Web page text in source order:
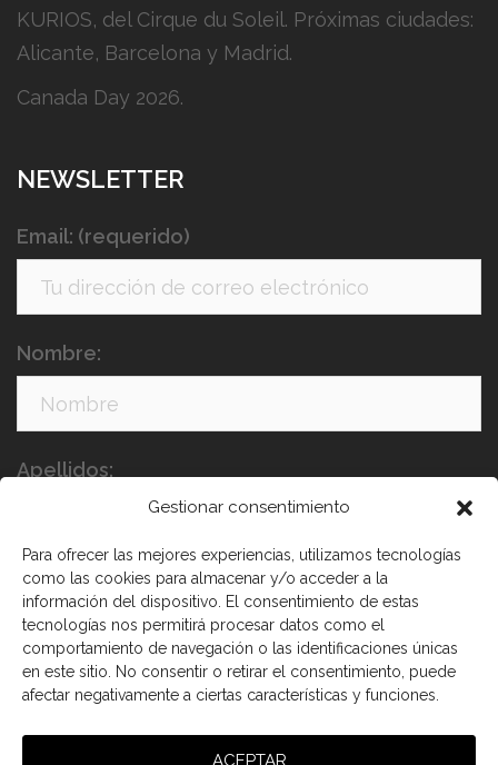
Gestionar consentimiento
Para ofrecer las mejores experiencias, utilizamos tecnologías
como las cookies para almacenar y/o acceder a la
información del dispositivo. El consentimiento de estas
tecnologías nos permitirá procesar datos como el
comportamiento de navegación o las identificaciones únicas
en este sitio. No consentir o retirar el consentimiento, puede
afectar negativamente a ciertas características y funciones.
ACEPTAR
KURIOS, del Cirque du Soleil. Próximas ciudades:
Alicante, Barcelona y Madrid.
Canada Day 2026.
NEWSLETTER
Email: (requerido)
Nombre:
Apellidos:
He leído y acepto los términos y condiciones